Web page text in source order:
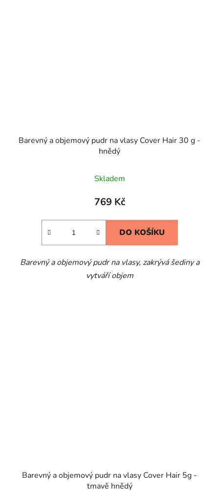
Barevný a objemový pudr na vlasy Cover Hair 30 g -
hnědý
hodnocení
produktu
4,8
hvězdiček.
Skladem
769 Kč
DO KOŠÍKU
Barevný a objemový pudr na vlasy, zakrývá šediny a
vytváří objem
Barevný a objemový pudr na vlasy Cover Hair 5g -
tmavě hnědý